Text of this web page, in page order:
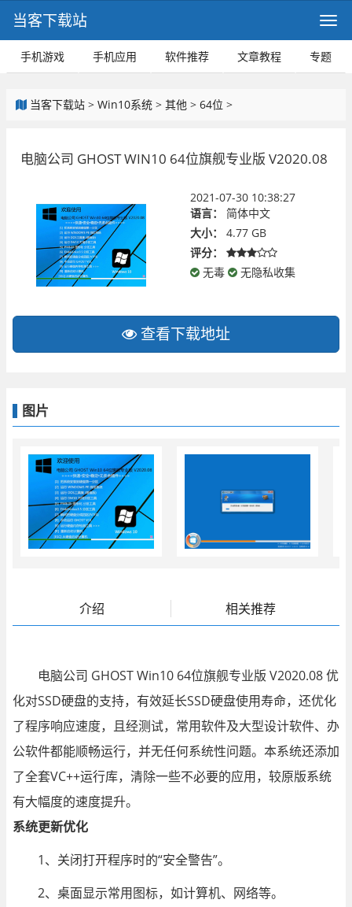
当客下载站
手机游戏 手机应用 软件推荐 文章教程 专题
当客下载站 > Win10系统 > 其他 > 64位 >
电脑公司 GHOST WIN10 64位旗舰专业版 V2020.08
2021-07-30 10:38:27
语言：
简体中文
大小：
4.77 GB
评分：
无毒
无隐私收集
查看下载地址
图片
介绍 相关推荐
电脑公司 GHOST Win10 64位旗舰专业版 V2020.08 优
化对SSD硬盘的支持，有效延长SSD硬盘使用寿命，还优化
了程序响应速度，且经测试，常用软件及大型设计软件、办
公软件都能顺畅运行，并无任何系统性问题。本系统还添加
了全套VC++运行库，清除一些不必要的应用，较原版系统
有大幅度的速度提升。
系统更新优化
1、关闭打开程序时的“安全警告”。
2、桌面显示常用图标，如计算机、网络等。